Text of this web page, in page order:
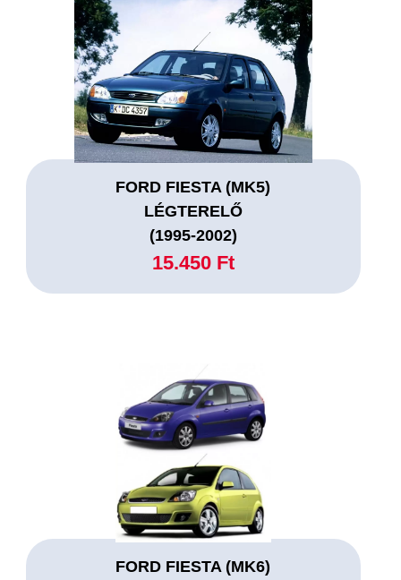
FORD FIESTA (MK5)
LÉGTERELŐ
(1995-2002)
15.450 Ft
FORD FIESTA (MK6)